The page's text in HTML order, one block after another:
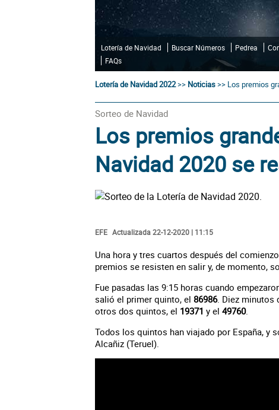
Lotería de Navidad Buscar Números Pedrea
FAQs
Lotería de Navidad 2022>> Noticias>> Los premios
Sorteo de Navidad
Los premios
Navidad 2020 se
EFE Actualizada 22-12-2020 | 11:15
Una hora y tres cuartos después del
premios se resisten en salir y, de momento,
Fue pasadas las 9:15 horas cuando
salió el primer quinto, el 86986. Diez minutos
otros dos quintos, el 19371 y el 49760.
Todos los quintos han viajado por España, y
Alcañiz (Teruel).